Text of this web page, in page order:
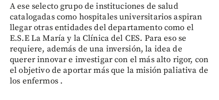
A ese selecto grupo de instituciones de salud
catalogadas como hospitales universitarios aspiran
llegar otras entidades del departamento como el
E.S.E La María y la Clínica del CES. Para eso se
requiere, además de una inversión, la idea de
querer innovar e investigar con el más alto rigor, con
el objetivo de aportar más que la misión paliativa de
los enfermos .